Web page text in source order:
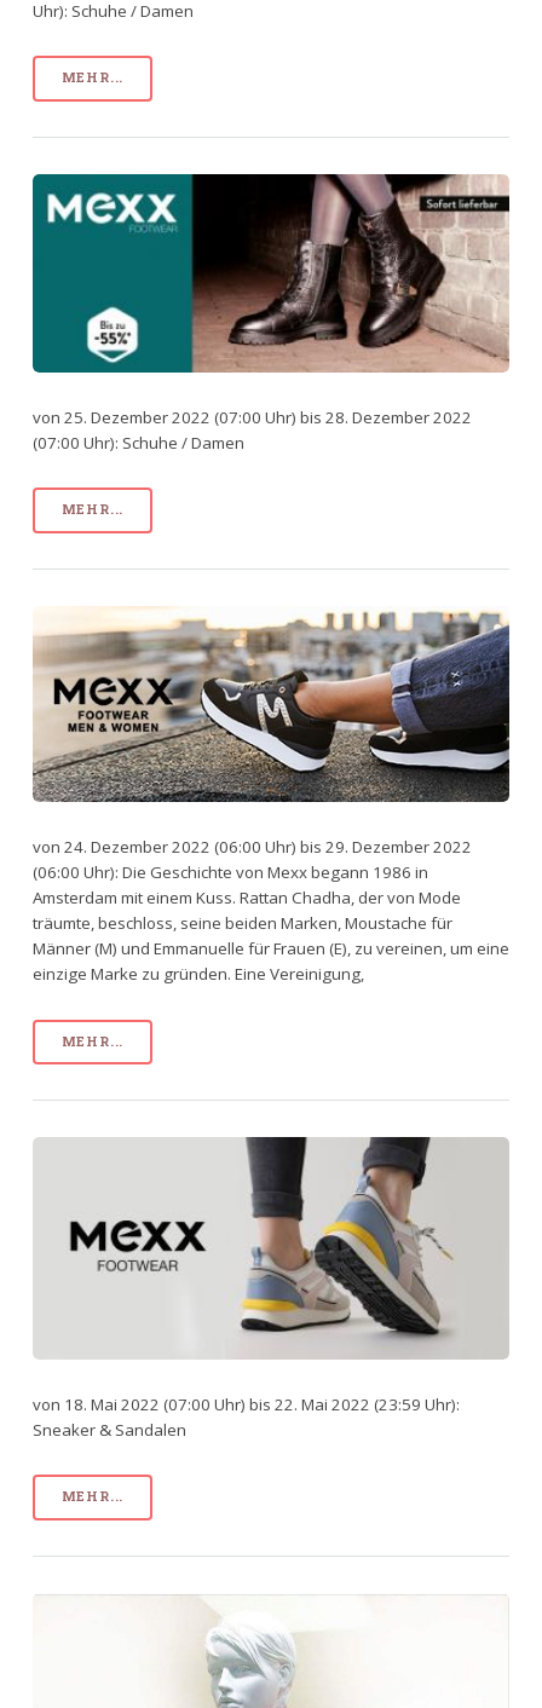
Uhr): Schuhe / Damen
MEHR...
von 25. Dezember 2022 (07:00 Uhr) bis 28. Dezember 2022
(07:00 Uhr): Schuhe / Damen
MEHR...
von 24. Dezember 2022 (06:00 Uhr) bis 29. Dezember 2022
(06:00 Uhr): Die Geschichte von Mexx begann 1986 in
Amsterdam mit einem Kuss. Rattan Chadha, der von Mode
träumte, beschloss, seine beiden Marken, Moustache für
Männer (M) und Emmanuelle für Frauen (E), zu vereinen, um eine
einzige Marke zu gründen. Eine Vereinigung,
MEHR...
von 18. Mai 2022 (07:00 Uhr) bis 22. Mai 2022 (23:59 Uhr):
Sneaker & Sandalen
MEHR...